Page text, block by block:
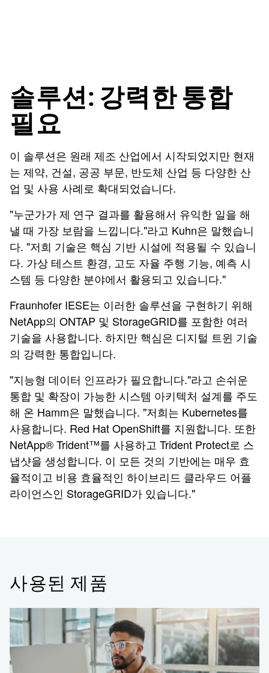
솔루션: 강력한 통합
필요
이 솔루션은 원래 제조 산업에서 시작되었지만 현재
는 제약, 건설, 공공 부문, 반도체 산업 등 다양한 산
업 및 사용 사례로 확대되었습니다.
"누군가가 제 연구 결과를 활용해서 유익한 일을 해
낼 때 가장 보람을 느낍니다."라고 Kuhn은 말했습니
다. "저희 기술은 핵심 기반 시설에 적용될 수 있습니
다. 가상 테스트 환경, 고도 자율 주행 기능, 예측 시
스템 등 다양한 분야에서 활용되고 있습니다."
Fraunhofer IESE는 이러한 솔루션을 구현하기 위해
NetApp의 ONTAP 및 StorageGRID를 포함한 여러
기술을 사용합니다. 하지만 핵심은 디지털 트윈 기술
의 강력한 통합입니다.
"지능형 데이터 인프라가 필요합니다."라고 손쉬운
통합 및 확장이 가능한 시스템 아키텍처 설계를 주도
해 온 Hamm은 말했습니다. "저희는 Kubernetes를
사용합니다. Red Hat OpenShift를 지원합니다. 또한
NetApp® Trident™를 사용하고 Trident Protect로 스
냅샷을 생성합니다. 이 모든 것의 기반에는 매우 효
율적이고 비용 효율적인 하이브리드 클라우드 어플
라이언스인 StorageGRID가 있습니다."
사용된 제품